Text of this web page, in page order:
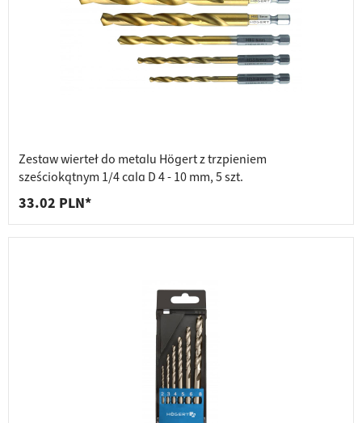
Zestaw wierteł do metalu Högert z trzpieniem
sześciokątnym 1/4 cala D 4 - 10 mm, 5 szt.
33.02 PLN*